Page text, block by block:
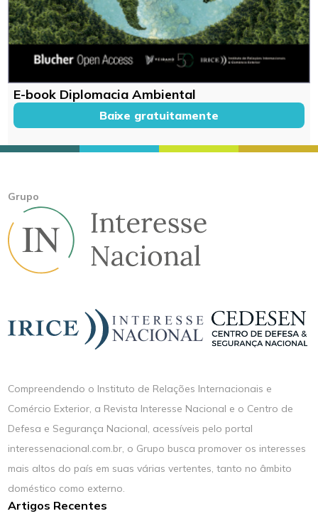
E-book Diplomacia Ambiental
Baixe gratuitamente
Grupo
Compreendendo o Instituto de Relações Internacionais e
Comércio Exterior, a Revista Interesse Nacional e o Centro de
Defesa e Segurança Nacional, acessíveis pelo portal
interessenacional.com.br, o Grupo busca promover os interesses
mais altos do país em suas várias vertentes, tanto no âmbito
doméstico como externo.
Artigos Recentes